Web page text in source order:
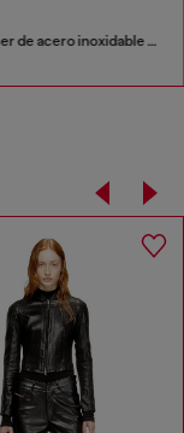
Reloj Closer de acero inoxidable con tono dorado